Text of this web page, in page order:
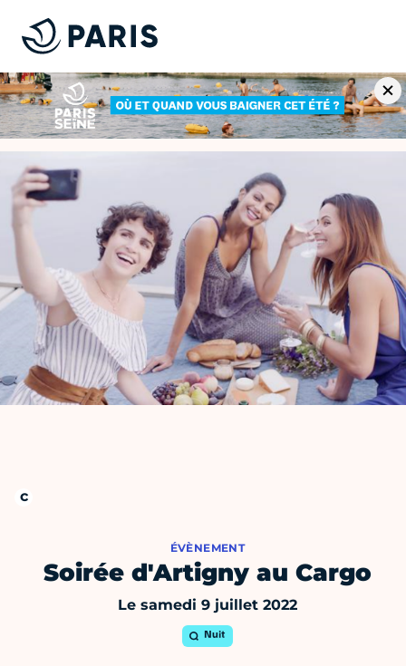
ÉVÈNEMENT
Soirée d'Artigny au Cargo
Le samedi 9 juillet 2022
Nuit